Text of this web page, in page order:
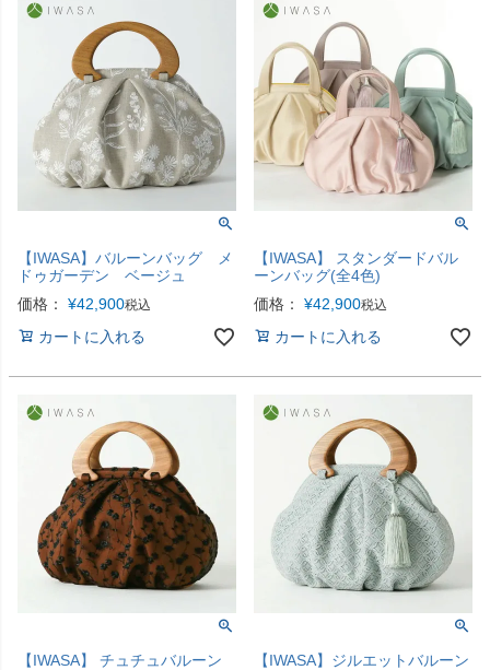
【IWASA】バルーンバッグ メ
ドゥガーデン ベージュ
価格：
¥42,900税込
カートに入れる
【IWASA】 スタンダードバル
ーンバッグ(全4色)
価格：
¥42,900税込
カートに入れる
【IWASA】 チュチュバルーン
【IWASA】ジルエットバルーン